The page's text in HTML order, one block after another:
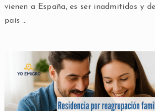
vienen a España, es ser inadmitidos y
país …